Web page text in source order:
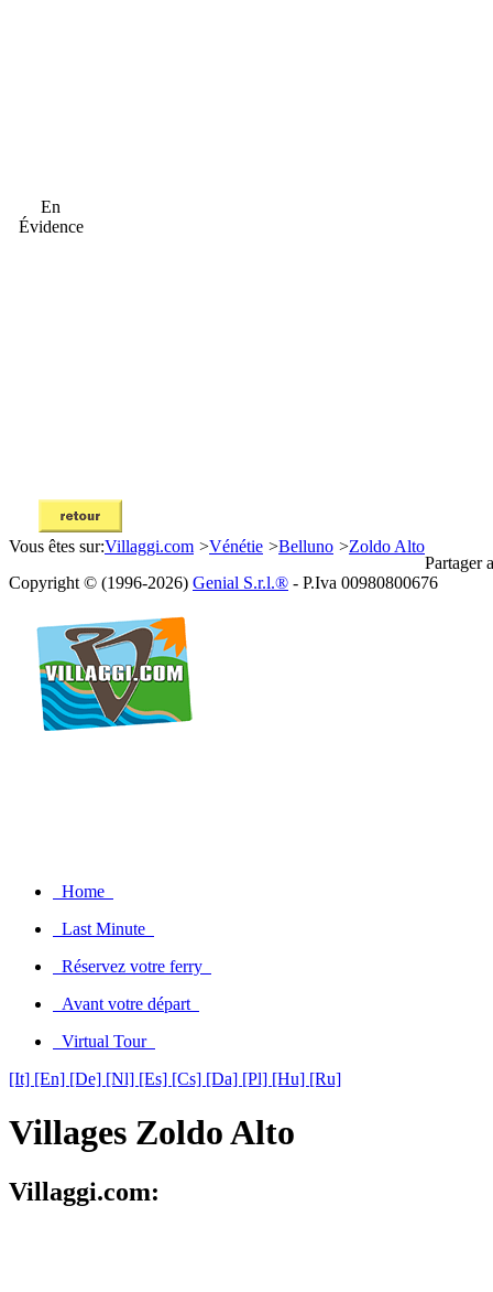
En
Évidence
Vous êtes sur:Villaggi.com >Vénétie >Belluno >Zoldo Alto
Partager
Copyright © (1996-2026) Genial S.r.l.® - P.Iva 00980800676
Home
Last Minute
Réservez votre ferry
Avant votre départ
Virtual Tour
[It] [En] [De] [Nl] [Es] [Cs] [Da] [Pl] [Hu] [Ru]
Villages Zoldo Alto
Villaggi.com: